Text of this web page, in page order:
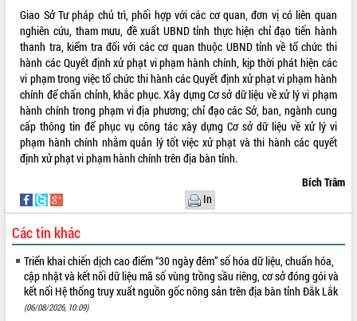
VIDEO
Không có file video nào để phát.
ALBUM ẢNH
LIÊN KẾT WEB
THỐNG KÊ TRUY CẬP
Giao Sở Tư pháp chủ trì, phối hợp với các cơ quan, đơn vị có liên quan
nghiên cứu, tham mưu, đề xuất UBND tỉnh thực hiện chỉ đạo tiến hành
thanh tra, kiểm tra đối với các cơ quan thuộc UBND tỉnh về tổ chức thi
hành các Quyết định xử phạt vi phạm hành chính, kịp thời phát hiện các
vi phạm trong việc tổ chức thi hành các Quyết định xử phạt vi phạm hành
chính để chấn chỉnh, khắc phục. Xây dựng Cơ sở dữ liệu về xử lý vi phạm
hành chính trong phạm vi địa phương; chỉ đạo các Sở, ban, ngành cung
cấp thông tin để phục vụ công tác xây dựng Cơ sở dữ liệu về xử lý vi
phạm hành chính nhằm quản lý tốt việc xử phạt và thi hành các quyết
định xử phạt vi phạm hành chính trên địa bàn tỉnh.
Bích Trâm
In
Các tin khác
Triển khai chiến dịch cao điểm “30 ngày đêm” số hóa dữ liệu, chuẩn hóa,
cập nhật và kết nối dữ liệu mã số vùng trồng sầu riêng, cơ sở đóng gói và
kết nối Hệ thống truy xuất nguồn gốc nông sản trên địa bàn tỉnh Đắk Lắk
(06/08/2026, 10:09)